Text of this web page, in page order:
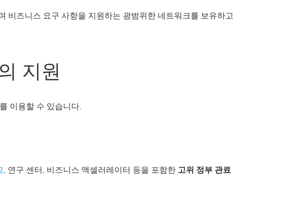
비즈니스 요구 사항을 지원하는 광범위한 네트워크를 보유하고
지원
이용할 수 있습니다.
, 연구 센터, 비즈니스 액셀러레이터 등을 포함한 고위 정부 관료